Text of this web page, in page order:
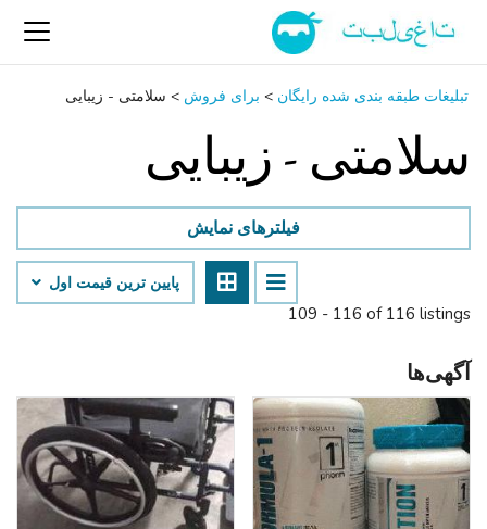
تبلیغات طبقه بندی شده رایگان > برای فروش > سلامتی - زیبایی
سلامتی - زیبایی
109 - 116 of 116 listings
فیلترهای نمایش
پایین ‌ترین قیمت اول
آگهی‌ها